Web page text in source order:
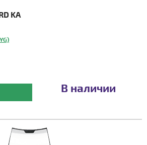
KA
В наличии